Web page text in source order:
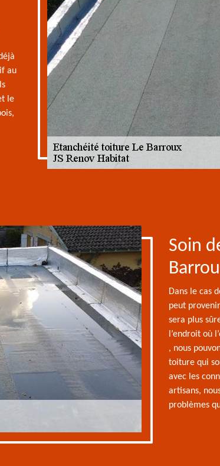
au
le
Soin
Dans le cas
peut
sera plus
l’endroit où
, nous
toiture qui
avec les
artisans,
problèmes